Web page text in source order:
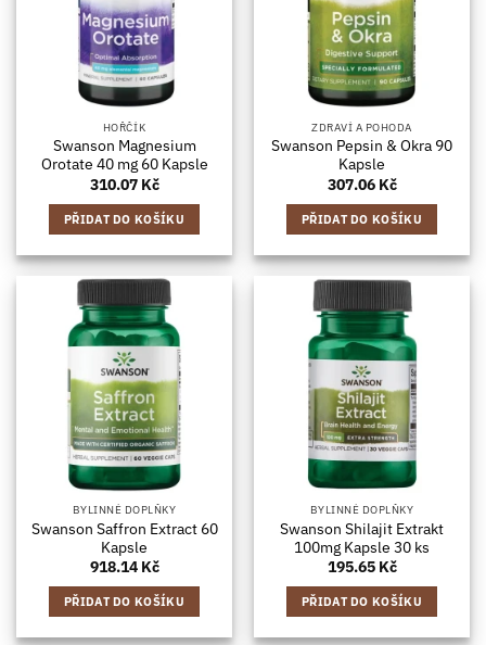
HOŘČÍK
Swanson Magnesium
Orotate 40 mg 60 Kapsle
310.07 Kč
PŘIDAT DO KOŠÍKU
ZDRAVÍ A POHODA
Swanson Pepsin & Okra 90
Kapsle
307.06 Kč
PŘIDAT DO KOŠÍKU
BYLINNÉ DOPLŇKY
Swanson Saffron Extract 60
Kapsle
918.14 Kč
PŘIDAT DO KOŠÍKU
BYLINNÉ DOPLŇKY
Swanson Shilajit Extrakt
100mg Kapsle 30 ks
195.65 Kč
PŘIDAT DO KOŠÍKU